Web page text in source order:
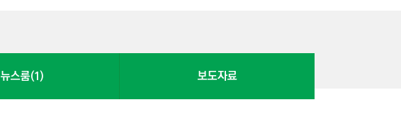
뉴스룸(1) 보도자료